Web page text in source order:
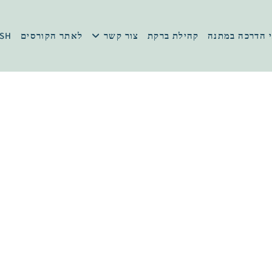
הדרכה במתנה קהילת ברקת צור קשר לאתר הקורסים